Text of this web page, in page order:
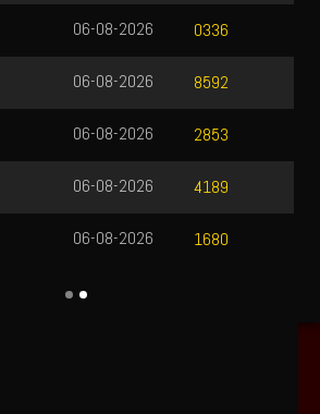
0336
06-08-2026
8592
06-08-2026
2853
06-08-2026
4189
06-08-2026
1680
06-08-2026